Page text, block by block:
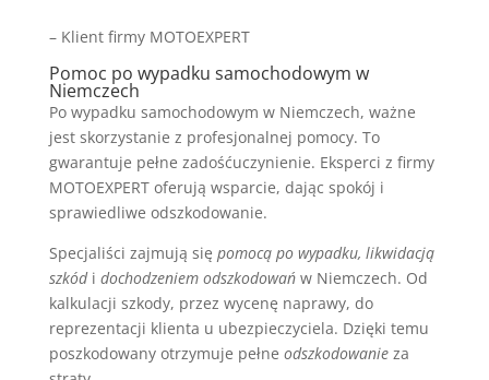
– Klient firmy MOTOEXPERT
Pomoc po wypadku samochodowym w
Niemczech
Po wypadku samochodowym w Niemczech, ważne
jest skorzystanie z profesjonalnej pomocy. To
gwarantuje pełne zadośćuczynienie. Eksperci z firmy
MOTOEXPERT oferują wsparcie, dając spokój i
sprawiedliwe odszkodowanie.
Specjaliści zajmują się pomocą po wypadku, likwidacją
szkódi dochodzeniem odszkodowańw Niemczech. Od
kalkulacji szkody, przez wycenę naprawy, do
reprezentacji klienta u ubezpieczyciela. Dzięki temu
poszkodowany otrzymuje pełne odszkodowanieza